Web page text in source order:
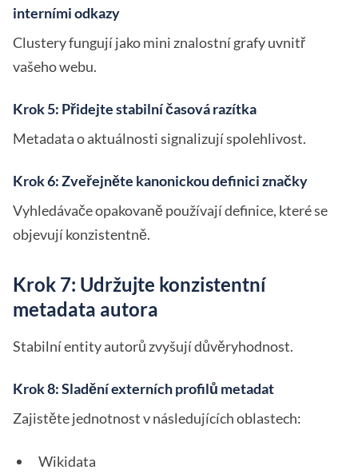
interními odkazy
Clustery fungují jako mini znalostní grafy uvnitř
vašeho webu.
Krok 5: Přidejte stabilní časová razítka
Metadata o aktuálnosti signalizují spolehlivost.
Krok 6: Zveřejněte kanonickou definici značky
Vyhledávače opakovaně používají definice, které se
objevují konzistentně.
Krok 7: Udržujte konzistentní
metadata autora
Stabilní entity autorů zvyšují důvěryhodnost.
Krok 8: Sladění externích profilů metadat
Zajistěte jednotnost v následujících oblastech:
Wikidata